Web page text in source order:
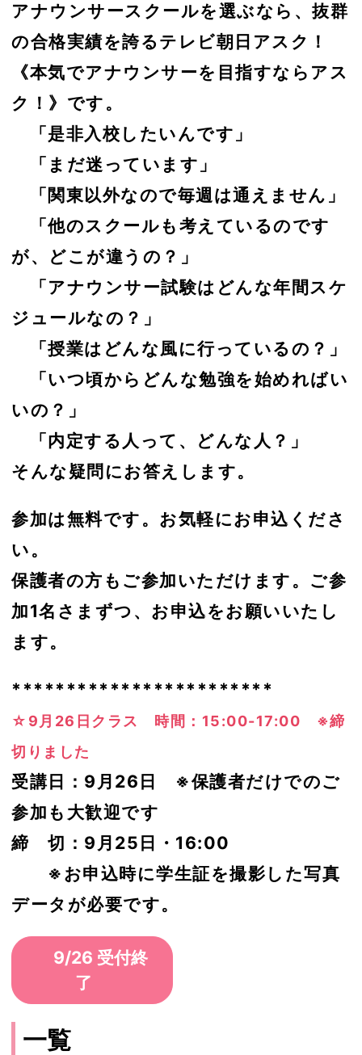
アナウンサースクールを選ぶなら、抜群
の合格実績を誇るテレビ朝日アスク！
《本気でアナウンサーを目指すならアス
ク！》です。
「是非入校したいんです」
「まだ迷っています」
「関東以外なので毎週は通えません」
「他のスクールも考えているのです
が、どこが違うの？」
「アナウンサー試験はどんな年間スケ
ジュールなの？」
「授業はどんな風に行っているの？」
「いつ頃からどんな勉強を始めればい
いの？」
「内定する人って、どんな人？」
そんな疑問にお答えします。
参加は無料です。お気軽にお申込くださ
い。
保護者の方もご参加いただけます。ご参
加1名さまずつ、お申込をお願いいたし
ます。
************************
☆9月26日クラス 時間：15:00-17:00 ※締
切りました
受講日：9月26日 ※保護者だけでのご
参加も大歓迎です
締 切：9月25日・16:00
※お申込時に学生証を撮影した写真
データが必要です。
9/26 受付終
了
一覧